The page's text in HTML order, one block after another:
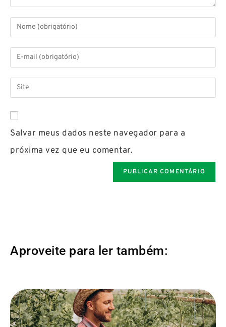
Salvar meus dados neste navegador para a
próxima vez que eu comentar.
Aproveite para ler também: